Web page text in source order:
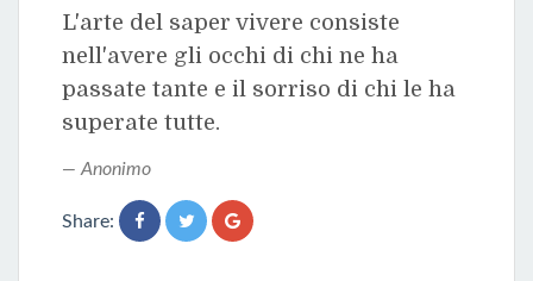
L'arte del saper vivere consiste
nell'avere gli occhi di chi ne ha
passate tante e il sorriso di chi le ha
superate tutte.
Anonimo
Share: